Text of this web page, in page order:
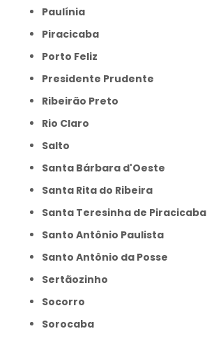
Paulínia
Piracicaba
Porto Feliz
Presidente Prudente
Ribeirão Preto
Rio Claro
Salto
Santa Bárbara d'Oeste
Santa Rita do Ribeira
Santa Teresinha de Piracicaba
Santo Antônio Paulista
Santo Antônio da Posse
Sertãozinho
Socorro
Sorocaba